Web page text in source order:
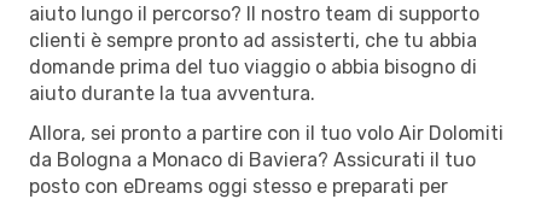
aiuto lungo il percorso? Il nostro team di supporto
clienti è sempre pronto ad assisterti, che tu abbia
domande prima del tuo viaggio o abbia bisogno di
aiuto durante la tua avventura.
Allora, sei pronto a partire con il tuo volo Air Dolomiti
da Bologna a Monaco di Baviera? Assicurati il tuo
posto con eDreams oggi stesso e preparati per